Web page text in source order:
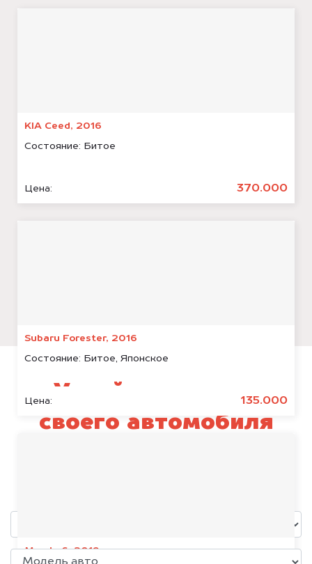
KIA Ceed, 2016
Состояние: Битое
Цена: 370.000
Subaru Forester, 2016
Состояние: Битое, Японское
Цена: 135.000
Mazda 6, 2019
Узнай стоимость
своего автомобиля